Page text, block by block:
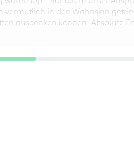
in den Wahnsinn
ausdenken können. Absolute